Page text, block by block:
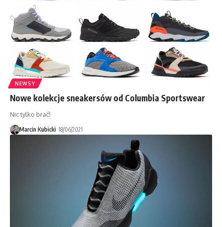
NEWSY
Nowe kolekcje sneakersów od Columbia Sportswear
Nic tylko brać!
Marcin Kubicki 18/06/2021